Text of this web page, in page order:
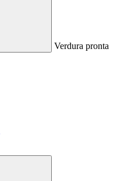
Verdura pronta